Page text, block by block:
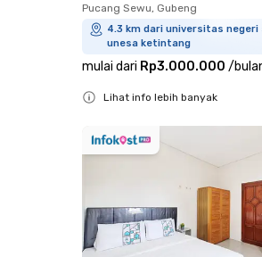
Pucang Sewu, Gubeng
4.3 km dari universitas negeri
unesa ketintang
mulai dari Rp3.000.000 /
Lihat info lebih banyak